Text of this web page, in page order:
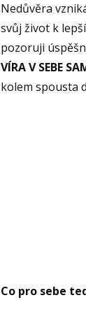
Nedůvěra
svůj život k
pozoruji
VÍRA V SEBE
kolem spousta
Co pro sebe